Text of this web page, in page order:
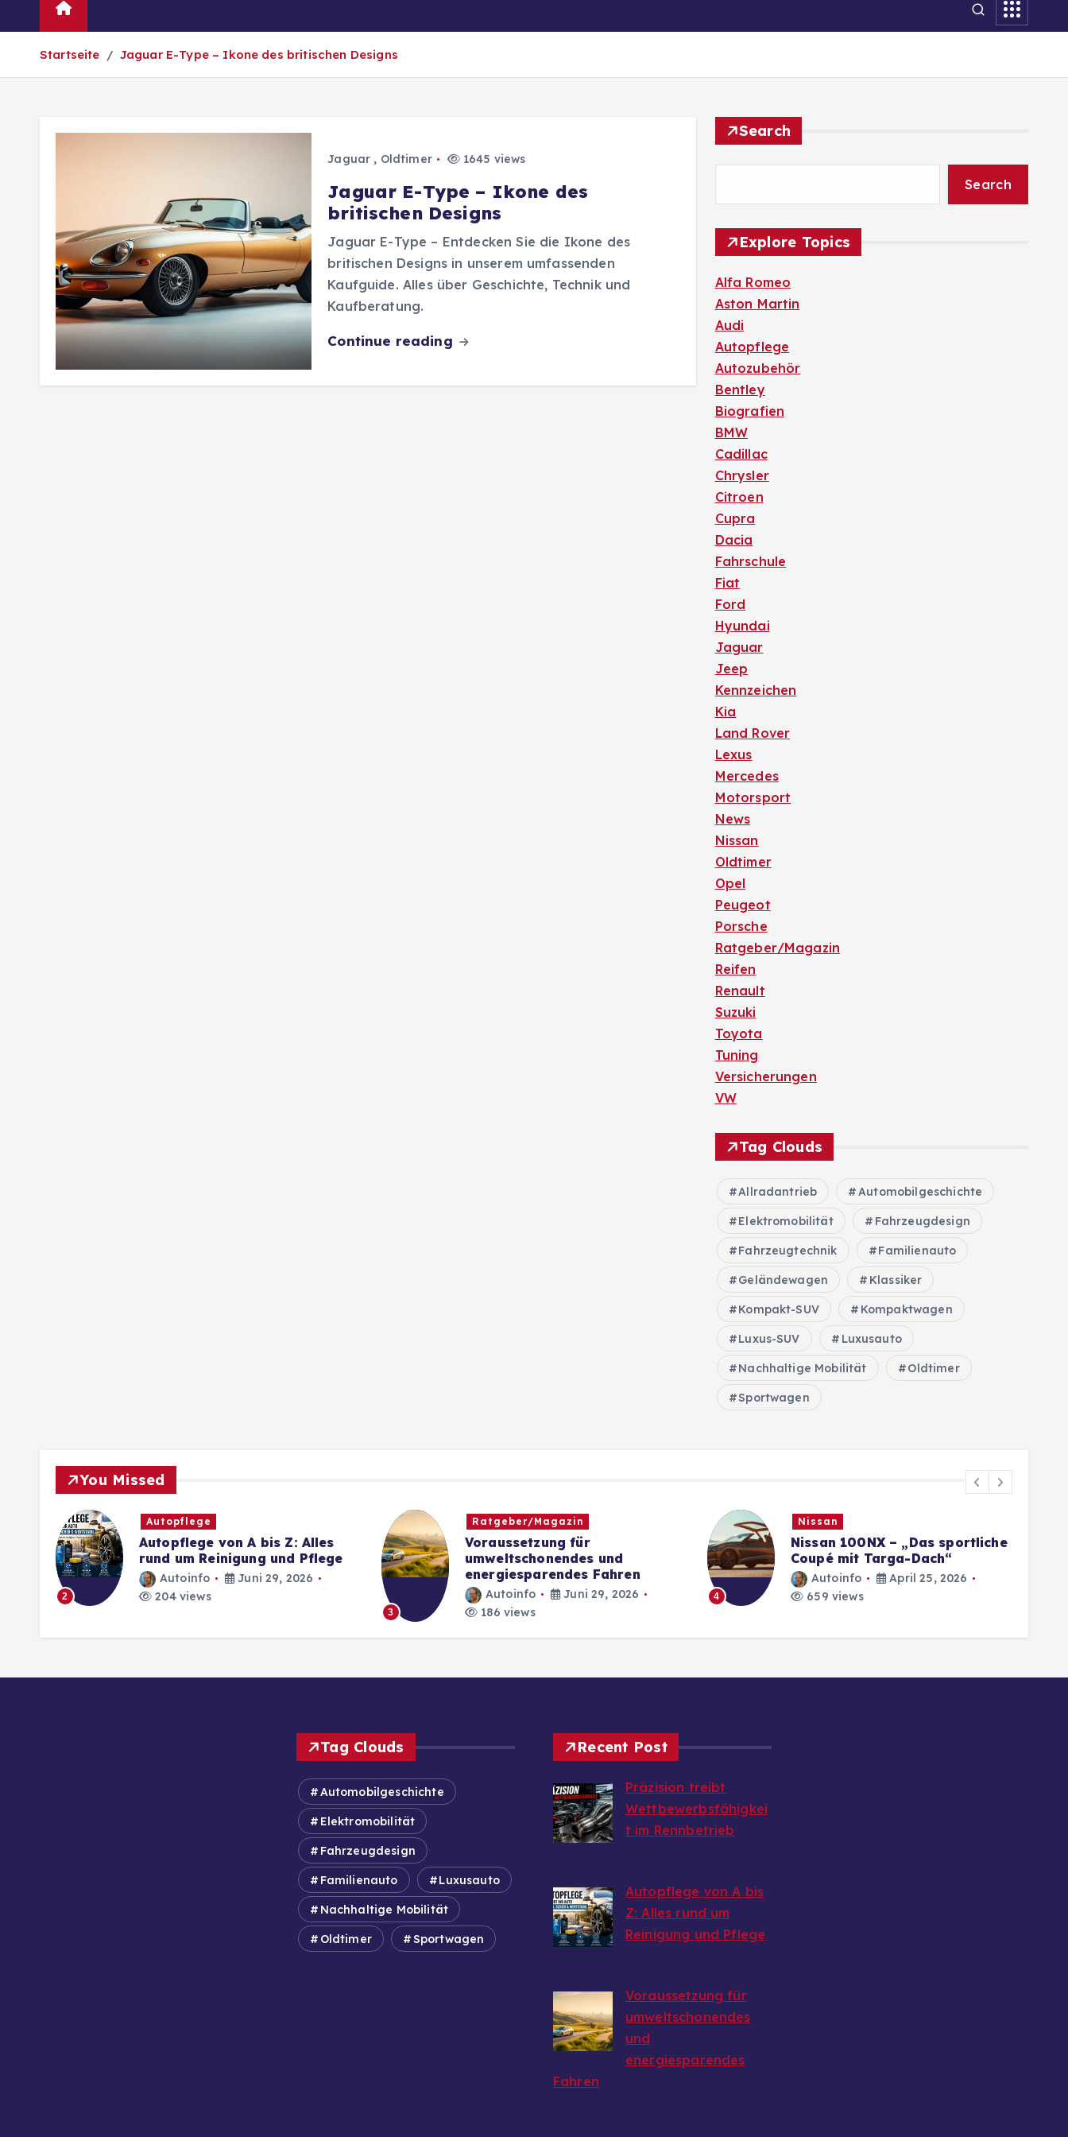
Startseite Jaguar E-Type – Ikone des britischen Designs
Jaguar , Oldtimer 1645 views
Jaguar E-Type – Ikone des
britischen Designs
Jaguar E-Type – Entdecken Sie die Ikone des
britischen Designs in unserem umfassenden
Kaufguide. Alles über Geschichte, Technik und
Kaufberatung.
Continue reading
Search
Search
Explore Topics
Alfa Romeo
Aston Martin
Audi
Autopflege
Autozubehör
Bentley
Biografien
BMW
Cadillac
Chrysler
Citroen
Cupra
Dacia
Fahrschule
Fiat
Ford
Hyundai
Jaguar
Jeep
Kennzeichen
Kia
Land Rover
Lexus
Mercedes
Motorsport
News
Nissan
Oldtimer
Opel
Peugeot
Porsche
Ratgeber/Magazin
Reifen
Renault
Suzuki
Toyota
Tuning
Versicherungen
VW
Tag Clouds
Allradantrieb Automobilgeschichte
Elektromobilität Fahrzeugdesign
Fahrzeugtechnik Familienauto
Geländewagen Klassiker
Kompakt-SUV Kompaktwagen
Luxus-SUV Luxusauto
Nachhaltige Mobilität Oldtimer
Sportwagen
You Missed
2
Autopflege
Autopflege von A bis Z: Alles
rund um Reinigung und Pflege
Autoinfo
Juni 29, 2026
204 views
3
Ratgeber/Magazin
Voraussetzung für
umweltschonendes und
energiesparendes Fahren
Autoinfo
Juni 29, 2026
186 views
4
Nissan
Nissan 100NX – „Das sportliche
Coupé mit Targa-Dach“
Autoinfo
April 25, 2026
659 views
Tag Clouds
Automobilgeschichte
Elektromobilität
Fahrzeugdesign
Familienauto Luxusauto
Nachhaltige Mobilität
Oldtimer Sportwagen
Recent Post
Präzision treibt
Wettbewerbsfähigkei
t im Rennbetrieb
Autopflege von A bis
Z: Alles rund um
Reinigung und Pflege
Voraussetzung für
umweltschonendes
und
energiesparendes
Fahren